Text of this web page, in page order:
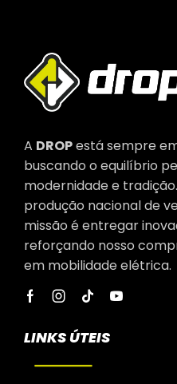
A DROPestá sempre
buscando o equilíbrio
modernidade e
produção nacional de
missão é entregar
reforçando nosso
em mobilidade elétrica.
LINKS ÚTEIS